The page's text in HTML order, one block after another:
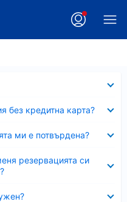
без кредитна карта?
ми е потвърдена?
резервацията си